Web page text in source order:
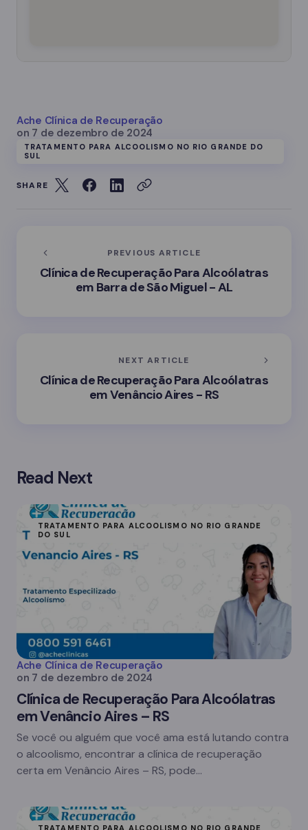
Ache Clínica de Recuperação
on 7 de dezembro de 2024
TRATAMENTO PARA ALCOOLISMO NO RIO GRANDE DO
SUL
SHARE
PREVIOUS ARTICLE
Clínica de Recuperação Para Alcoólatras
em Barra de São Miguel - AL
NEXT ARTICLE
Clínica de Recuperação Para Alcoólatras
em Venâncio Aires - RS
Read Next
TRATAMENTO PARA ALCOOLISMO NO RIO GRANDE
DO SUL
Ache Clínica de Recuperação
on 7 de dezembro de 2024
Clínica de Recuperação Para Alcoólatras
em Venâncio Aires – RS
Se você ou alguém que você ama está lutando contra
o alcoolismo, encontrar a clínica de recuperação
certa em Venâncio Aires – RS, pode…
TRATAMENTO PARA ALCOOLISMO NO RIO GRANDE